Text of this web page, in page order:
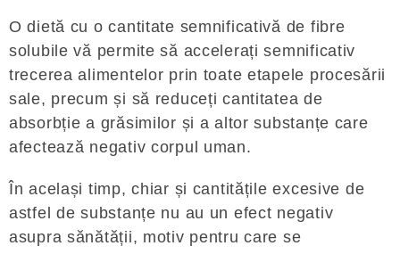
O dietă cu o cantitate semnificativă de fibre
solubile vă permite să accelerați semnificativ
trecerea alimentelor prin toate etapele procesării
sale, precum și să reduceți cantitatea de
absorbție a grăsimilor și a altor substanțe care
afectează negativ corpul uman.
În același timp, chiar și cantitățile excesive de
astfel de substanțe nu au un efect negativ
asupra sănătății, motiv pentru care se